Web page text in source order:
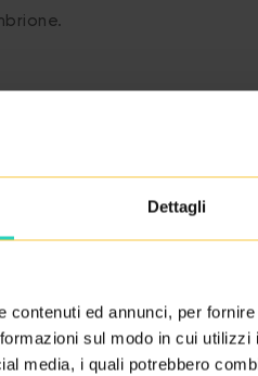
Dettagli
ed annunci, per
sul modo in cui
media, i quali potrebbero
RITORNA AL